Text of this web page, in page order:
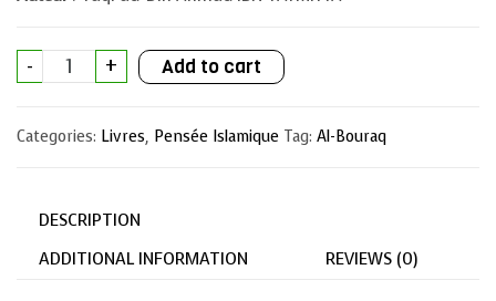
- Servitude
Dieu
+ Add to cart
Categories: Livres, Pensée Islamique Tag: Al-Bouraq
DESCRIPTION
ADDITIONAL INFORMATION
REVIEWS (0)